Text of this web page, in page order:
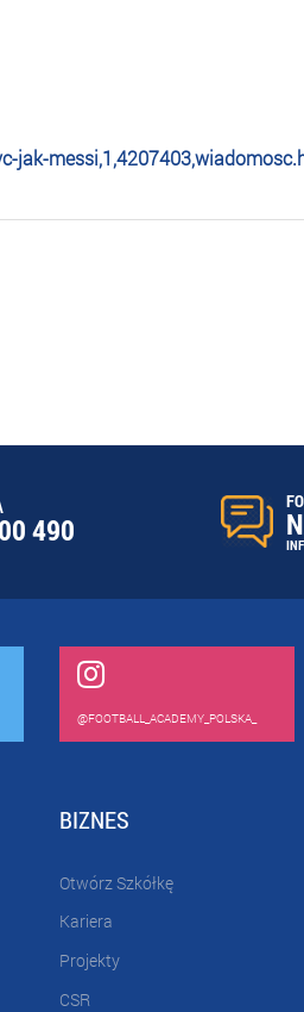
jak-
490
@FOOTBALL_ACADEMY_POLSKA_
BIZNES
Otwórz Szkółkę
Kariera
Projekty
CSR